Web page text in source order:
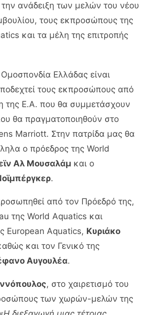
την ανάδειξη των μελών του νέου
τους εκπροσώπους της
και τα μέλη της επιτροπής
Ελλάδας είναι
τους εκπροσώπους από
της E.A. που θα συμμετάσχουν
θα πραγματοποιηθούν στο
Marriott. Στην πατρίδα μας θα
ο πρόεδρος της World
Αλ Μουσαλάμ και ο
.
από τον Πρόεδρό της,
της World Aquatics και
European Aquatics, Κυριάκο
και τον Γενικό της
Αυγουλέα.
, στο χαιρετισμό του
των χωρών-μελών της